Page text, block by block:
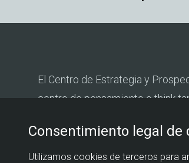
El Centro de Estrategia y
centro de pensamiento o think
Fundación EOI.
Consentimiento legal de
Utilizamos cookies de terceros para